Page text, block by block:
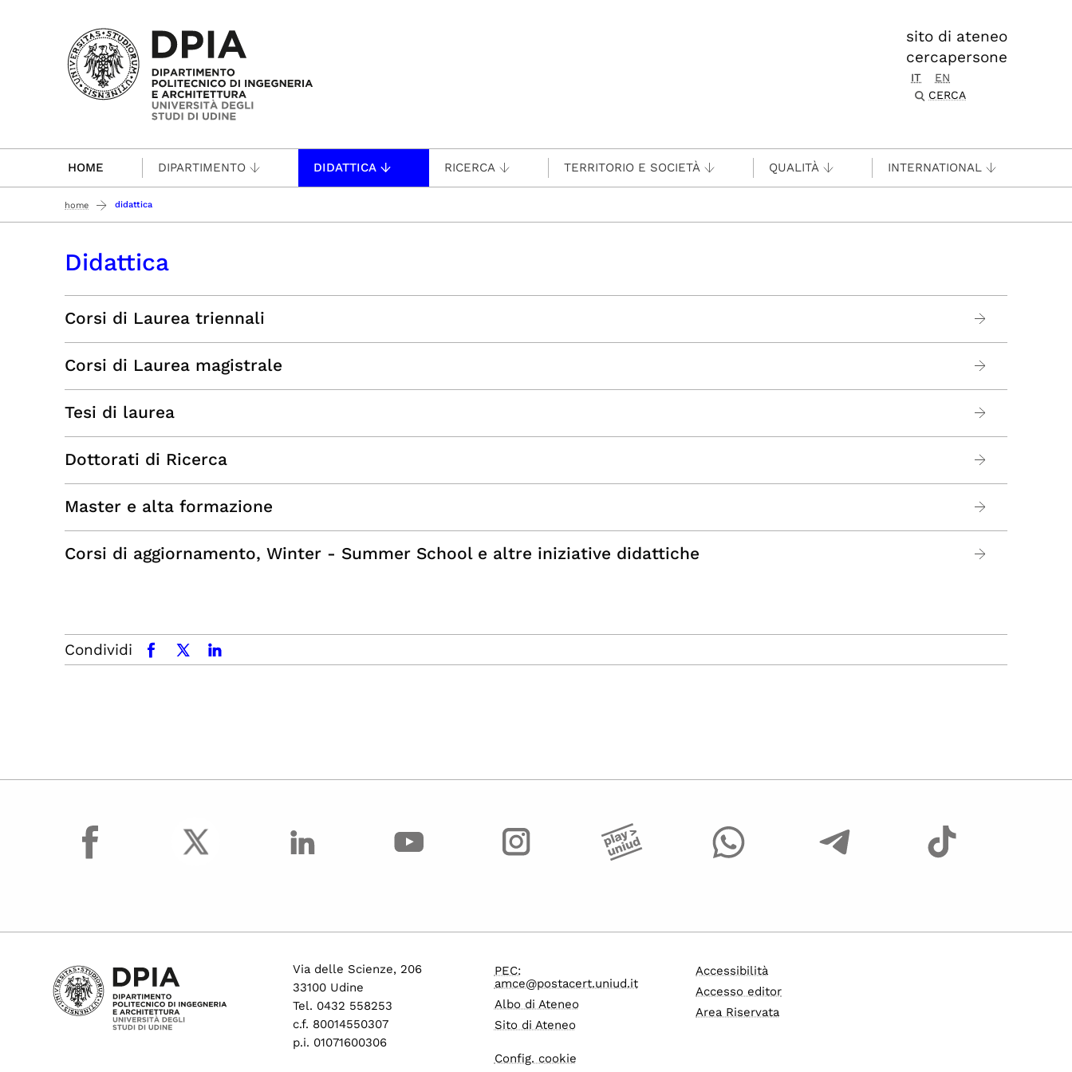
Passa al contenuto principale
sito di ateneo
cercapersone
IT
EN
CERCA
HOME DIPARTIMENTO DIDATTICA RICERCA TERRITORIO E SOCIETÀ QUALITÀ INTERNATIONAL
home didattica
Didattica
Corsi di Laurea triennali
Corsi di Laurea magistrale
Tesi di laurea
Dottorati di Ricerca
Master e alta formazione
Corsi di aggiornamento, Winter - Summer School e altre iniziative didattiche
Condividi facebookx.comlinkedin
facebook
Via delle Scienze, 206
33100 Udine
Tel. 0432 558253
c.f. 80014550307
p.i. 01071600306
PEC:
amce@postacert.uniud.it
Albo di Ateneo
Sito di Ateneo
Config. cookie
Accessibilità
Accesso editor
Area Riservata